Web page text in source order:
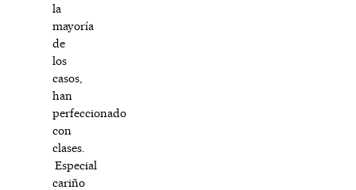
la
mayoría
de
los
casos,
han
perfeccionado
con
clases.
Especial
cariño